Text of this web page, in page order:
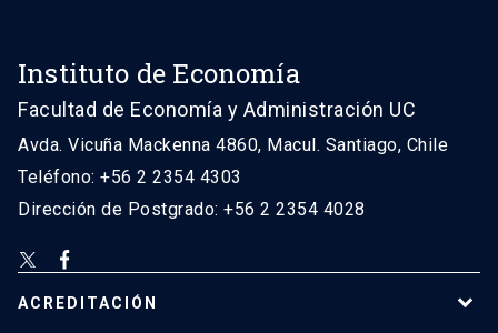
Instituto de Economía
Facultad de Economía y Administración UC
Avda. Vicuña Mackenna 4860, Macul. Santiago, Chile
Teléfono: +56 2 2354 4303
Dirección de Postgrado: +56 2 2354 4028
ACREDITACIÓN